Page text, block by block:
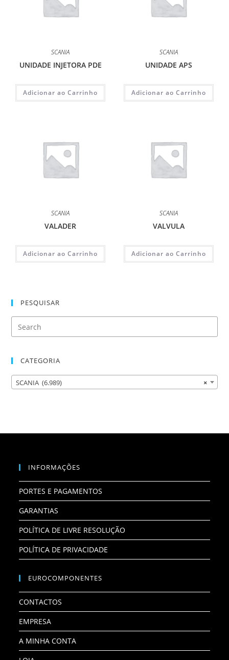
SCANIA
UNIDADE INJETORA PDE
Adicionar ao Carrinho
SCANIA
UNIDADE APS
Adicionar ao Carrinho
SCANIA
VALADER
Adicionar ao Carrinho
SCANIA
VALVULA
Adicionar ao Carrinho
PESQUISAR
CATEGORIA
×
SCANIA (6.989)
INFORMAÇÕES
PORTES E PAGAMENTOS
GARANTIAS
POLÍTICA DE LIVRE RESOLUÇÃO
POLÍTICA DE PRIVACIDADE
EUROCOMPONENTES
CONTACTOS
EMPRESA
A MINHA CONTA